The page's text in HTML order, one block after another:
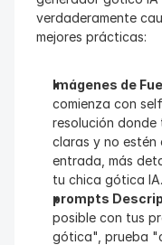
verdaderamente
mejores prácticas:
Imágenes de
comienza con
resolución
claras y no estén
entrada, más
tu chica gótica IA.
prompts
posible con tus
gótica", prueba